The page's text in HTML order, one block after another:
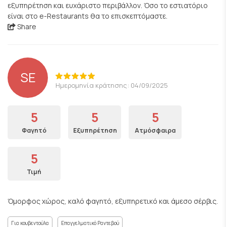
εξυπηρέτηση και ευχάριστο περιβάλλον. Όσο το εστιατόριο
είναι στο e-Restaurants θα το επισκεπτόμαστε.
Share
SE Ημερομηνία κράτησης: 04/09/2025
5
Φαγητό
5
Εξυπηρέτηση
5
Ατμόσφαιρα
5
Τιμή
Όμορφος χώρος, καλό φαγητό, εξυπηρετικό και άμεσο σέρβις.
Για κουβεντούλα Επαγγελματικό Ραντεβού